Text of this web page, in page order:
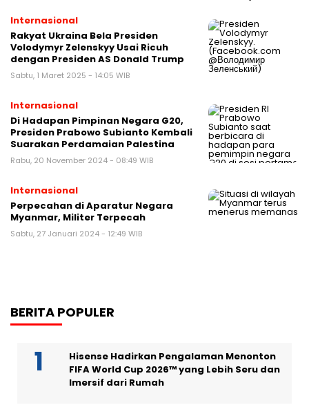
Internasional
Rakyat Ukraina Bela Presiden
Volodymyr Zelenskyy Usai Ricuh
dengan Presiden AS Donald Trump
Sabtu, 1 Maret 2025 - 14:05 WIB
Internasional
Di Hadapan Pimpinan Negara G20,
Presiden Prabowo Subianto Kembali
Suarakan Perdamaian Palestina
Rabu, 20 November 2024 - 08:49 WIB
Internasional
Perpecahan di Aparatur Negara
Myanmar, Militer Terpecah
Sabtu, 27 Januari 2024 - 12:49 WIB
BERITA POPULER
Hisense Hadirkan Pengalaman Menonton
FIFA World Cup 2026™ yang Lebih Seru dan
Imersif dari Rumah